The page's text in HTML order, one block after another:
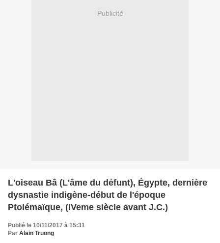
Publicité
L'oiseau Bâ (L'âme du défunt), Égypte, dernière
dysnastie indigène-début de l'époque
Ptolémaïque, (IVeme siècle avant J.C.)
Publié le 10/11/2017 à 15:31
Par Alain Truong